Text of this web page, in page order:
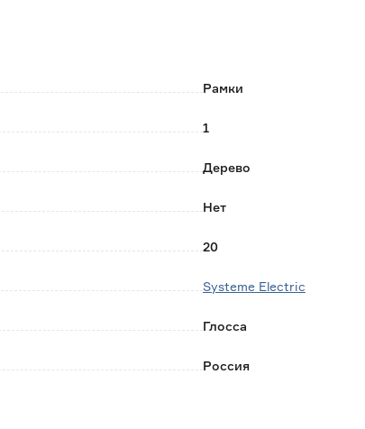
Рамки
1
Дерево
Нет
20
Systeme Electric
Глосса
Россия